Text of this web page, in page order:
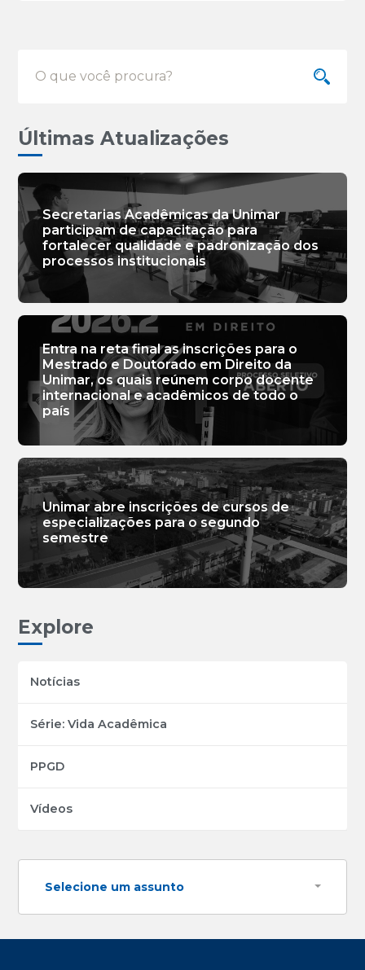
Últimas Atualizações
Secretarias Acadêmicas da Unimar
participam de capacitação para
fortalecer qualidade e padronização dos
processos institucionais
Entra na reta final as inscrições para o
Mestrado e Doutorado em Direito da
Unimar, os quais reúnem corpo docente
internacional e acadêmicos de todo o
país
Unimar abre inscrições de cursos de
especializações para o segundo
semestre
Explore
Notícias
Série: Vida Acadêmica
PPGD
Vídeos
Selecione um assunto